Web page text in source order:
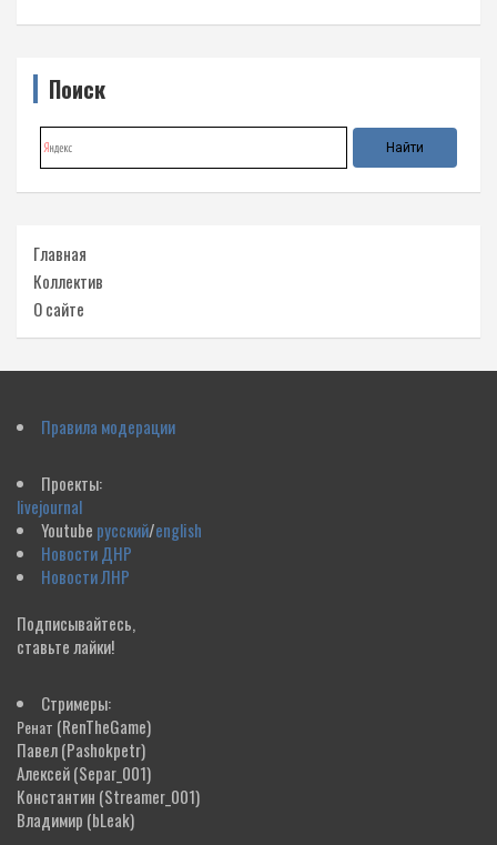
Поиск
Главная
Коллектив
О сайте
Правила модерации
Проекты:
livejournal
Youtube русский/english
Новости ДНР
Новости ЛНР
Подписывайтесь,
ставьте лайки!
Стримеры:
Ренат (RenTheGame)
Павел(Pashokpetr)
Алексей(Separ_001)
Константин (Streamer_001)
Владимир (bLeak)